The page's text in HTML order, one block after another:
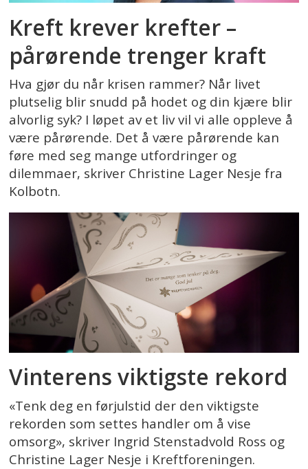
Kreft krever krefter –
pårørende trenger kraft
Hva gjør du når krisen rammer? Når livet
plutselig blir snudd på hodet og din kjære blir
alvorlig syk? I løpet av et liv vil vi alle oppleve å
være pårørende. Det å være pårørende kan
føre med seg mange utfordringer og
dilemmaer, skriver Christine Lager Nesje fra
Kolbotn.
Vinterens viktigste rekord
«Tenk deg en førjulstid der den viktigste
rekorden som settes handler om å vise
omsorg», skriver Ingrid Stenstadvold Ross og
Christine Lager Nesje i Kreftforeningen.